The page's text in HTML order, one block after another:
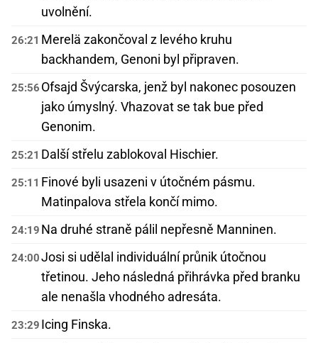
uvolnění.
26:21 Merelä zakončoval z levého kruhu
backhandem, Genoni byl připraven.
25:56 Ofsajd Švýcarska, jenž byl nakonec posouzen
jako úmyslný. Vhazovat se tak bue před
Genonim.
25:21 Další střelu zablokoval Hischier.
25:11 Finové byli usazeni v útočném pásmu.
Matinpalova střela končí mimo.
24:19 Na druhé straně pálil nepřesně Manninen.
24:00Josi si udělal individuální průnik útočnou
třetinou. Jeho následná přihrávka před branku
ale nenašla vhodného adresáta.
23:29 Icing Finska.